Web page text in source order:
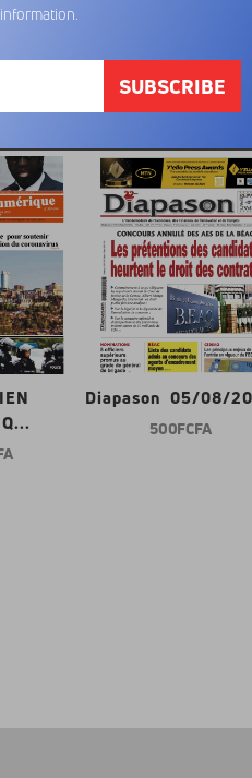
Gratuit
Diapason 05/08/
500 FCFA
SUBSCRIBE